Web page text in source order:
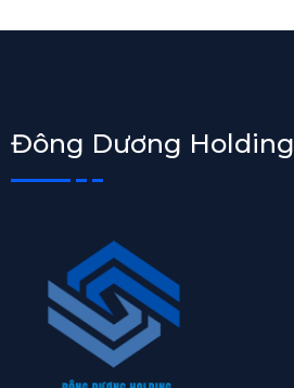
Đông Dương Holding